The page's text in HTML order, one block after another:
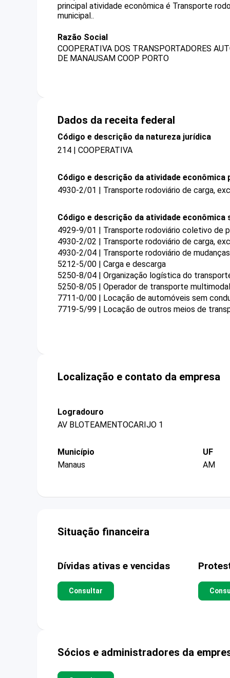
principal atividade econômica é Transporte
municipal..
Razão Social
COOPERATIVA DOS TRANSPORTADORES
DE MANAUSAM COOP PORTO
Dados da receita federal
Código e descrição da natureza jurídica
214 | COOPERATIVA
Código e descrição da atividade econômica
4930-2/01 | Transporte rodoviário de carga,
Código e descrição da atividade econômica
4929-9/01 | Transporte rodoviário coletivo de
4930-2/02 | Transporte rodoviário de carga,
4930-2/04 | Transporte rodoviário de mudanças
5212-5/00 | Carga e descarga
5250-8/04 | Organização logística do
5250-8/05 | Operador de transporte
7711-0/00 | Locação de automóveis sem
7719-5/99 | Locação de outros meios de
Localização e contato da empresa
Logradouro
AV BLOTEAMENTOCARIJO 1
Município
Manaus
UF
AM
Situação financeira
Dívidas ativas e vencidas
Consultar
Sócios e administradores da